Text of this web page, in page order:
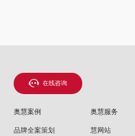
奥慧案例
品牌全案策划
奥慧服务
慧网站
在线咨询